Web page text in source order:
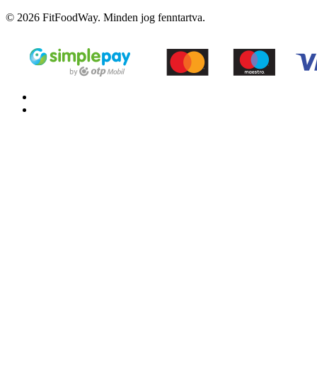
© 2026 FitFoodWay. Minden jog fenntartva.